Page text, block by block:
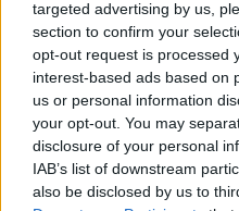
targeted advertising by us,
section to confirm your
opt-out request is processed
interest-based ads based on
us or personal information
your opt-out. You may
disclosure of your personal
IAB’s list of downstream
also be disclosed by us to